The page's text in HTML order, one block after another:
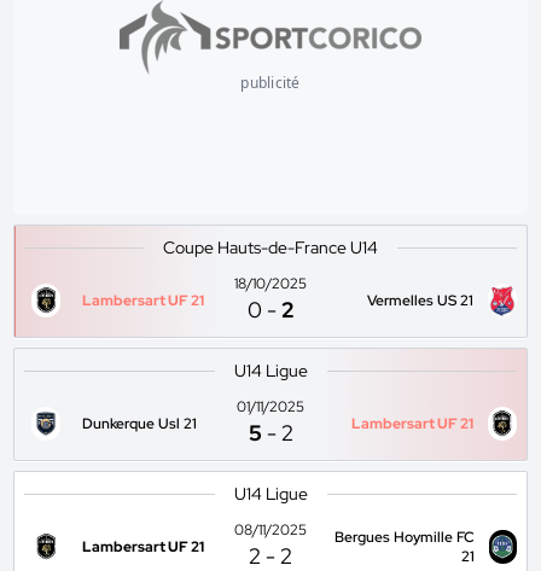
publicité
Coupe Hauts-de-France U14
Lambersart UF 21
18/10/2025
0 -2 Vermelles US 21
U14 Ligue
Dunkerque Usl 21
01/11/2025
5 -2 Lambersart UF 21
U14 Ligue
Lambersart UF 21
08/11/2025
2 -2
Bergues Hoymille FC
21